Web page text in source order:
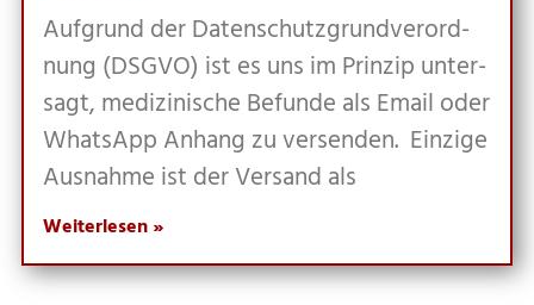
Auf­grund der Daten­schutz­grund­ver­ord­
nung (DSGVO) ist es uns im Prin­zip unter­
sagt, medi­zi­ni­sche Befun­de als Email oder
Whats­App Anhang zu ver­sen­den. Ein­zi­ge
Aus­nah­me ist der Ver­sand als
Weiterlesen »